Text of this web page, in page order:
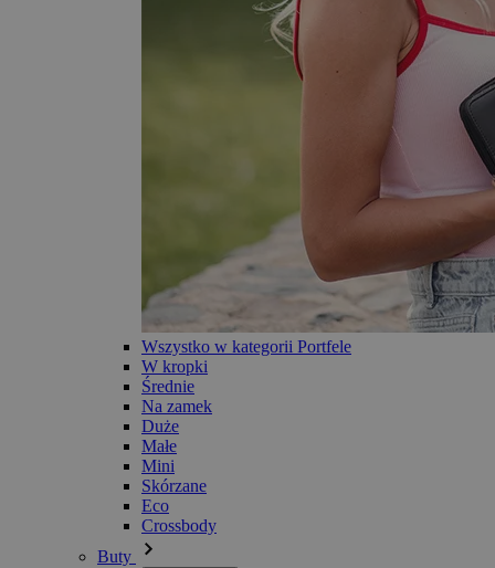
Wszystko w kategorii Portfele
W kropki
Średnie
Na zamek
Duże
Małe
Mini
Skórzane
Eco
Crossbody
Buty